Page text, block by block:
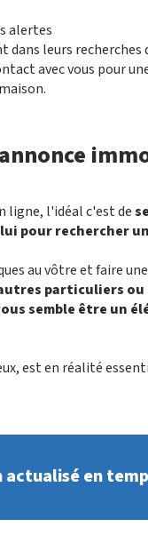
alertes
dans leurs
avec vous pour
ligne, l'idéal c'est de
pour rechercher
au vôtre et faire
particuliers ou
semble être un
est en réalité
actualisé en